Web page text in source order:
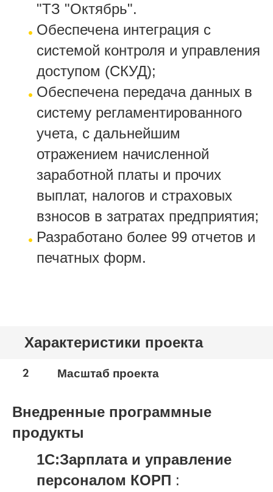
"ТЗ "Октябрь".
Обеспечена интеграция с
системой контроля и управления
доступом (СКУД);
Обеспечена передача данных в
систему регламентированного
учета, с дальнейшим
отражением начисленной
заработной платы и прочих
выплат, налогов и страховых
взносов в затратах предприятия;
Разработано более 99 отчетов и
печатных форм.
Характеристики проекта
2 Масштаб проекта
Внедренные программные
продукты
1С:Зарплата и управление
персоналом КОРП :